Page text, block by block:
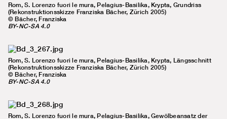
Rom, S. Lorenzo fuori le mura, Pelagius-Basilika, Krypta, Grundriss
(Rekonstruktionsskizze Franziska Bächer, Zürich 2005)
© Bächer, Franziska
BY-NC-SA 4.0
Rom, S. Lorenzo fuori le mura, Pelagius-Basilika, Krypta, Längsschnitt
(Rekonstruktionsskizze Franziska Bächer, Zürich 2005)
© Bächer, Franziska
BY-NC-SA 4.0
Rom, S. Lorenzo fuori le mura, Pelagius-Basilika, Gewölbeansatz der